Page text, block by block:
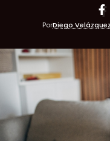
PorDiego Velázquez